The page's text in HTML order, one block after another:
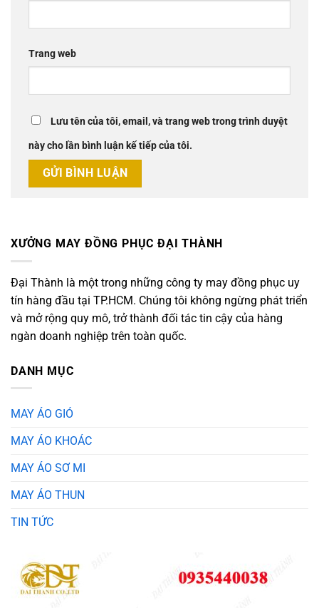
Trang web
Lưu tên của tôi, email, và trang web trong trình duyệt
này cho lần bình luận kế tiếp của tôi.
XƯỞNG MAY ĐỒNG PHỤC ĐẠI THÀNH
Đại Thành là một trong những công ty may đồng phục uy
tín hàng đầu tại TP.HCM. Chúng tôi không ngừng phát triển
và mở rộng quy mô, trở thành đối tác tin cậy của hàng
ngàn doanh nghiệp trên toàn quốc.
DANH MỤC
MAY ÁO GIÓ
MAY ÁO KHOÁC
MAY ÁO SƠ MI
MAY ÁO THUN
TIN TỨC